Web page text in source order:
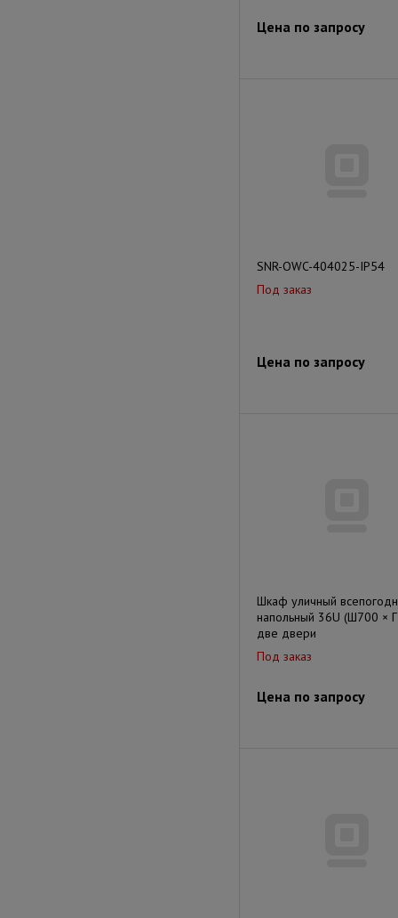
Цена по запросу
SNR-OWC-404025-IP54
Под заказ
Цена по запросу
Шкаф уличный
напольный 36U (Ш700 ×
две двери
Под заказ
Цена по запросу